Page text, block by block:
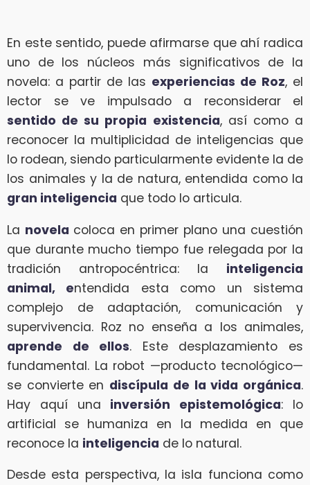
En este sentido, puede afirmarse que ahí radica
uno de los núcleos más significativos de la
novela: a partir de las experiencias de Roz, el
lector se ve impulsado a reconsiderar el
sentido de su propia existencia, así como a
reconocer la multiplicidad de inteligencias que
lo rodean, siendo particularmente evidente la de
los animales y la de natura, entendida como la
gran inteligencia que todo lo articula.
La novela coloca en primer plano una cuestión
que durante mucho tiempo fue relegada por la
tradición antropocéntrica: la inteligencia
animal, entendida esta como un sistema
complejo de adaptación, comunicación y
supervivencia. Roz no enseña a los animales,
aprende de ellos. Este desplazamiento es
fundamental. La robot —producto tecnológico—
se convierte en discípula de la vida orgánica.
Hay aquí una inversión epistemológica: lo
artificial se humaniza en la medida en que
reconoce la inteligencia de lo natural.
Desde esta perspectiva, la isla funciona como